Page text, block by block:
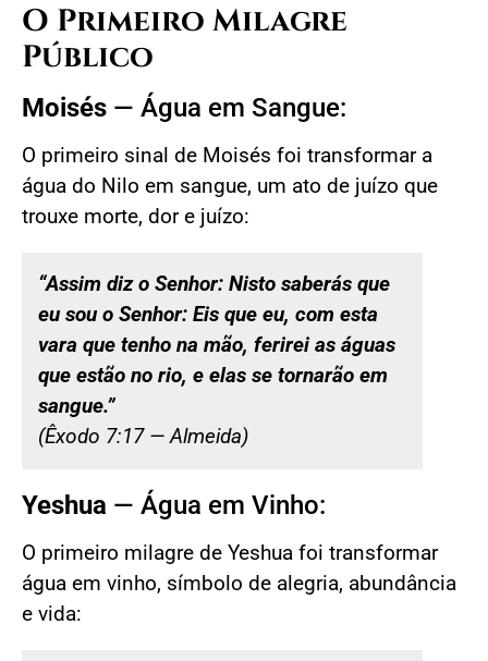
O Primeiro Milagre
Público
Moisés — Água em Sangue:
O primeiro sinal de Moisés foi transformar a
água do Nilo em sangue, um ato de juízo que
trouxe morte, dor e juízo:
“Assim diz o Senhor: Nisto saberás que
eu sou o Senhor: Eis que eu, com esta
vara que tenho na mão, ferirei as águas
que estão no rio, e elas se tornarão em
sangue.”
(Êxodo 7:17 — Almeida)
Yeshua — Água em Vinho:
O primeiro milagre de Yeshua foi transformar
água em vinho, símbolo de alegria, abundância
e vida: